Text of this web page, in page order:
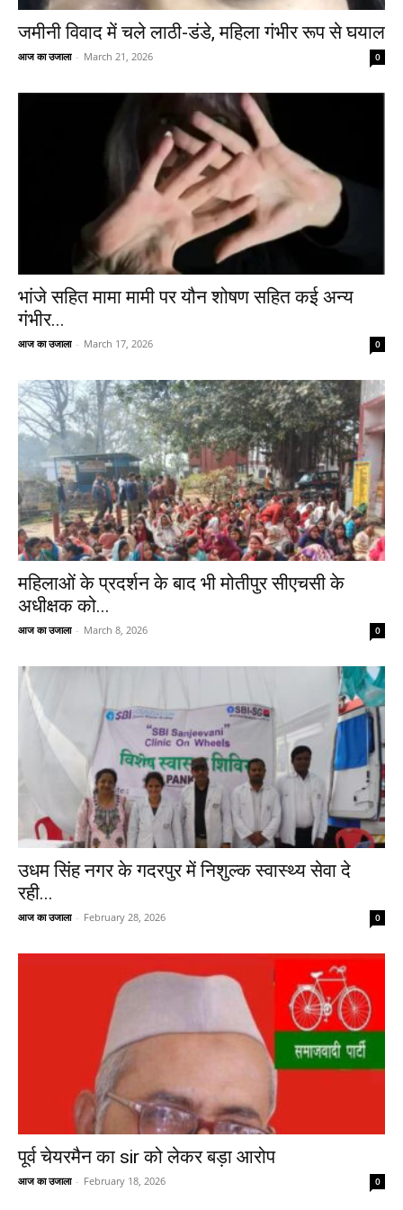
जमीनी विवाद में चले लाठी-डंडे, महिला गंभीर रूप से घयाल
आज का उजाला - March 21, 2026 0
भांजे सहित मामा मामी पर यौन शोषण सहित कई अन्य
गंभीर...
आज का उजाला - March 17, 2026 0
महिलाओं के प्रदर्शन के बाद भी मोतीपुर सीएचसी के
अधीक्षक को...
आज का उजाला - March 8, 2026 0
उधम सिंह नगर के गदरपुर में निशुल्क स्वास्थ्य सेवा दे
रही...
आज का उजाला - February 28, 2026 0
पूर्व चेयरमैन का sir को लेकर बड़ा आरोप
आज का उजाला - February 18, 2026 0